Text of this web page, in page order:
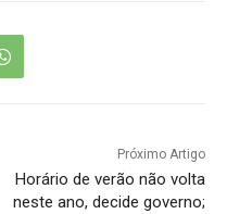
Próximo Artigo
Horário de verão não volta
neste ano, decide governo;